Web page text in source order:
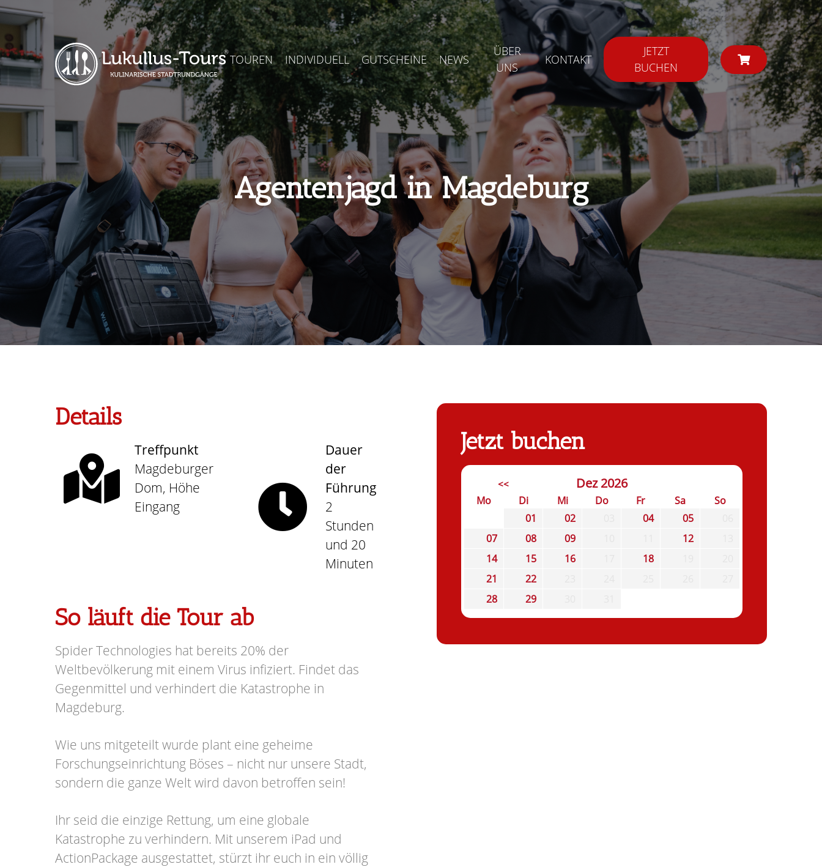
TOUREN INDIVIDUELL GUTSCHEINE NEWS
ÜBER
UNS
KONTAKT
JETZT
BUCHEN
Agentenjagd in Magdeburg
Details
Treffpunkt
Magdeburger
Dom, Höhe
Eingang
Dauer
der
Führung
2
Stunden
und 20
Minuten
So läuft die Tour ab
Spider Technologies hat bereits 20% der
Weltbevölkerung mit einem Virus infiziert. Findet das
Gegenmittel und verhindert die Katastrophe in
Magdeburg.
Wie uns mitgeteilt wurde plant eine geheime
Forschungseinrichtung Böses – nicht nur unsere Stadt,
sondern die ganze Welt wird davon betroffen sein!
Ihr seid die einzige Rettung, um eine globale
Katastrophe zu verhindern. Mit unserem iPad und
ActionPackage ausgestattet, stürzt ihr euch in ein völlig
Jetzt buchen
<< Dez 2026
Mo Di Mi Do Fr Sa
So
01
02 04 05
07
08 09 12
14
15 16 18
21
22
28
29